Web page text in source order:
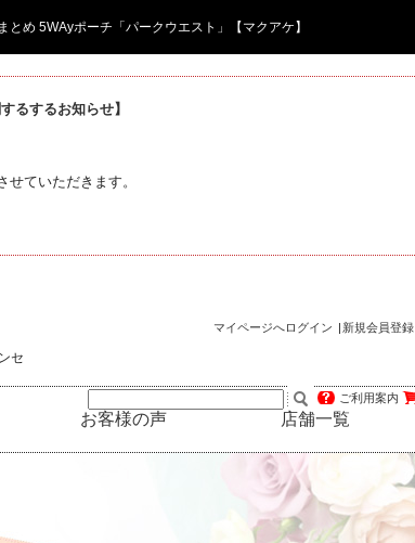
め 5WAyポーチ「パークウエスト」【マクアケ】
るするお知らせ】
ていただきます。
セ
マイページへログイン 新規会員登録
ご利用案内
お客様の声 店舗一覧